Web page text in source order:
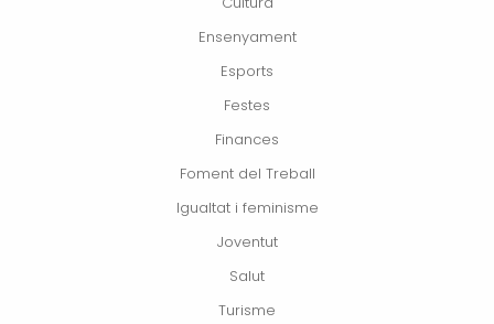
Ensenyament
Esports
Festes
Finances
Foment del Treball
Igualtat i feminisme
Joventut
Salut
Turisme